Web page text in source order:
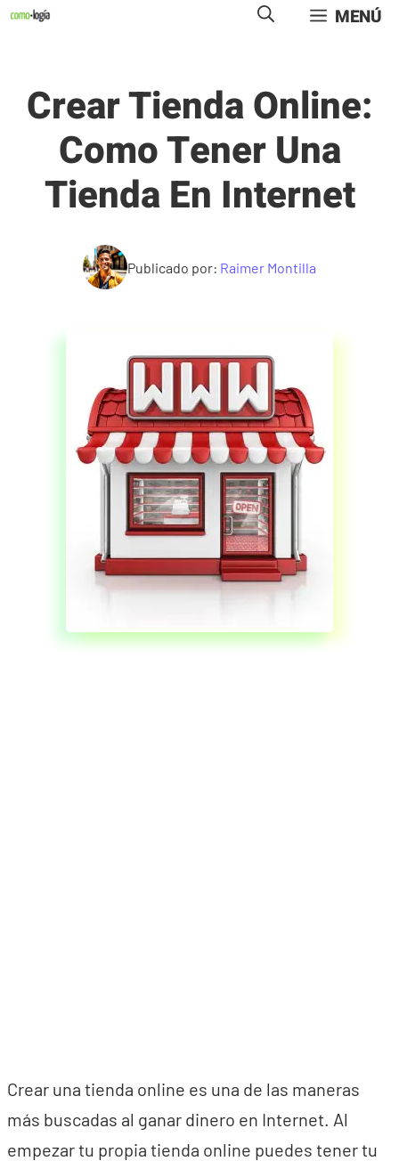
Saltar
MENÚ
Crear Tienda Online:
Como Tener Una
Tienda En Internet
Publicado por: Raimer Montilla
Crear una tienda online es una de las maneras
más buscadas al ganar dinero en Internet. Al
empezar tu propia tienda online puedes tener tu